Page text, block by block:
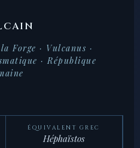
Forge · Vulcanus ·
· République
ÉQUIVALENT GREC
Héphaïstos